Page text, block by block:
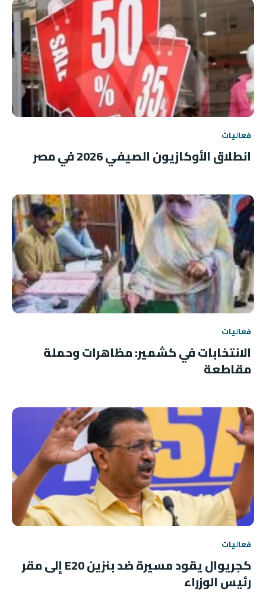
فعاليات
انطلاق الأوكازيون الصيفي 2026 في مصر
فعاليات
الانتخابات في كشمير: مظاهرات وحملة
مقاطعة
فعاليات
كجريوال يقود مسيرة ضد بنزين E20 إلى مقر
رئيس الوزراء